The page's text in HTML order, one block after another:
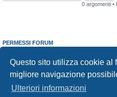
Questo sito utilizza cookie al
migliore navigazione
Ulteriori informazioni
0 argomenti •
PERMESSI FORUM
Non puoirispondere negli argomenti
Non puoimodificare i tuoi messaggi
Non puoicancellare i tuoi messaggi
Non puoi
inviare allegati